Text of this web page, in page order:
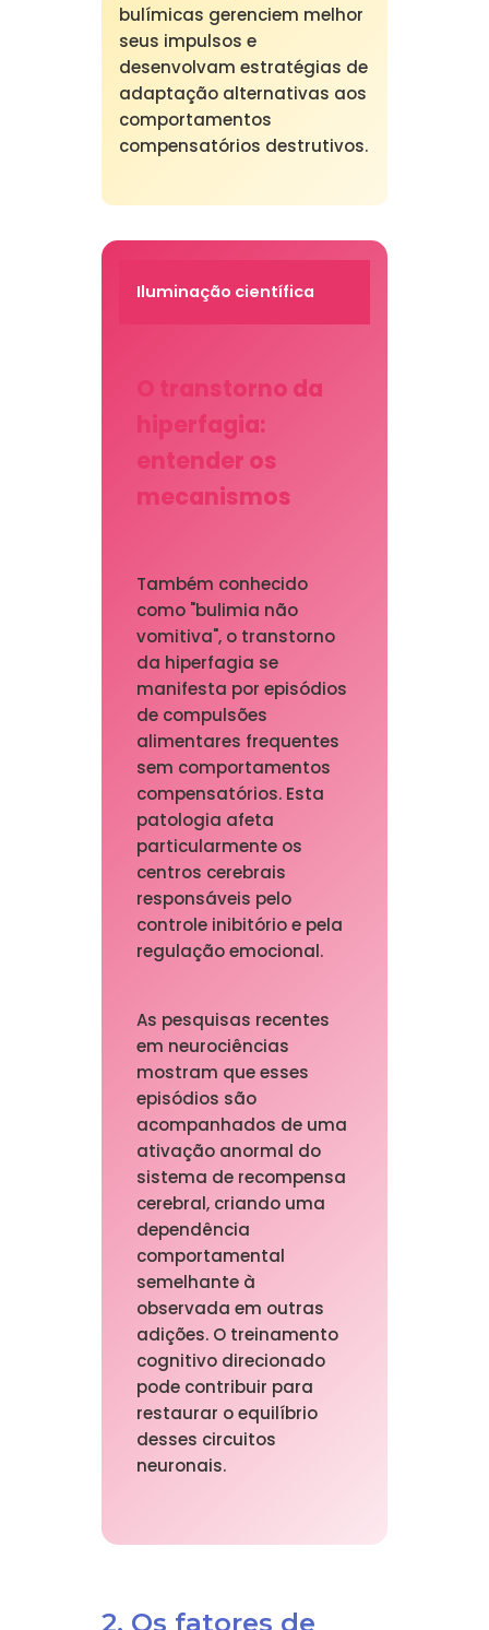
bulímicas gerenciem melhor
seus impulsos e
desenvolvam estratégias de
adaptação alternativas aos
comportamentos
compensatórios destrutivos.
Iluminação científica
O transtorno da
hiperfagia:
entender os
mecanismos
Também conhecido
como "bulimia não
vomitiva", o transtorno
da hiperfagia se
manifesta por episódios
de compulsões
alimentares frequentes
sem comportamentos
compensatórios. Esta
patologia afeta
particularmente os
centros cerebrais
responsáveis pelo
controle inibitório e pela
regulação emocional.
As pesquisas recentes
em neurociências
mostram que esses
episódios são
acompanhados de uma
ativação anormal do
sistema de recompensa
cerebral, criando uma
dependência
comportamental
semelhante à
observada em outras
adições. O treinamento
cognitivo direcionado
pode contribuir para
restaurar o equilíbrio
desses circuitos
neuronais.
2. Os fatores de